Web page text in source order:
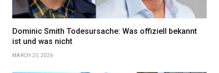
Dominic Smith Todesursache: Was offiziell bekannt
ist und was nicht
MARCH 20, 2026